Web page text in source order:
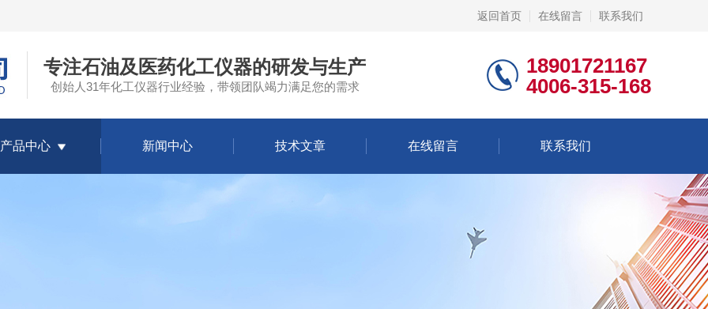
返回首页 在线留言 联系我们
专注石油及医药化工仪器的研发与生产
创始人31年化工仪器行业经验，带领团队竭力满足您的需求
18901721167
4006-315-168
产品中心 新闻中心 技术文章 在线留言 联系我们